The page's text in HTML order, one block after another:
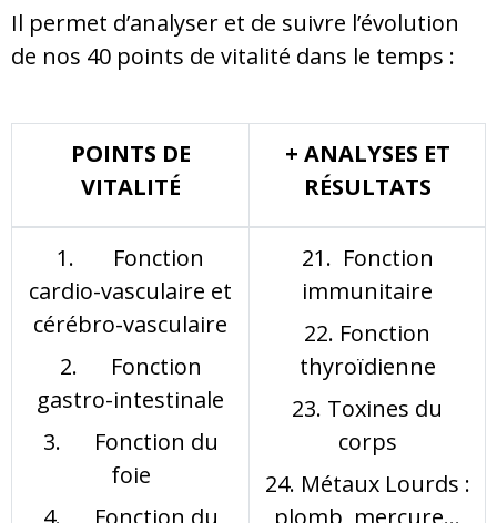
Il permet d’analyser et de suivre l’évolution
de nos 40 points de vitalité dans le temps :
POINTS DE
VITALITÉ
+ ANALYSES ET
RÉSULTATS
1. Fonction
cardio-vasculaire et
cérébro-vasculaire
2. Fonction
gastro-intestinale
3. Fonction du
foie
4. Fonction du
21. Fonction
immunitaire
22. Fonction
thyroïdienne
23. Toxines du
corps
24. Métaux Lourds :
plomb, mercure…